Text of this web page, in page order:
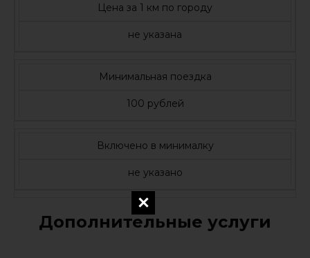
Цена за 1 км по городу
не указана
Минимальная поездка
100 рублей
Включено в минималку
не указано
Дополнительные услуги